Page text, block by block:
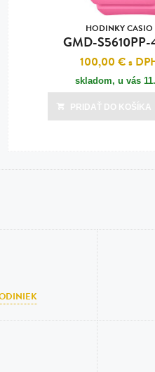
HODINKY CASIO
GMD-S5610PP-
100,00 €s
skladom, u vás
PRIDAŤDO KOŠÍKA